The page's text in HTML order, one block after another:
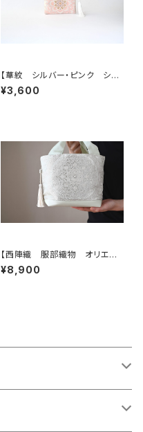
【華紋 シルバー・ピンク シル
ク帯リメイク バッグチャーム型
スクエアポーチ】メイクポーチ
¥3,600
【西陣織 服部織物 オリエン
ト更紗 華紋様 薄グリーン・シ
ルバー シルク帯リメイク トー
¥8,900